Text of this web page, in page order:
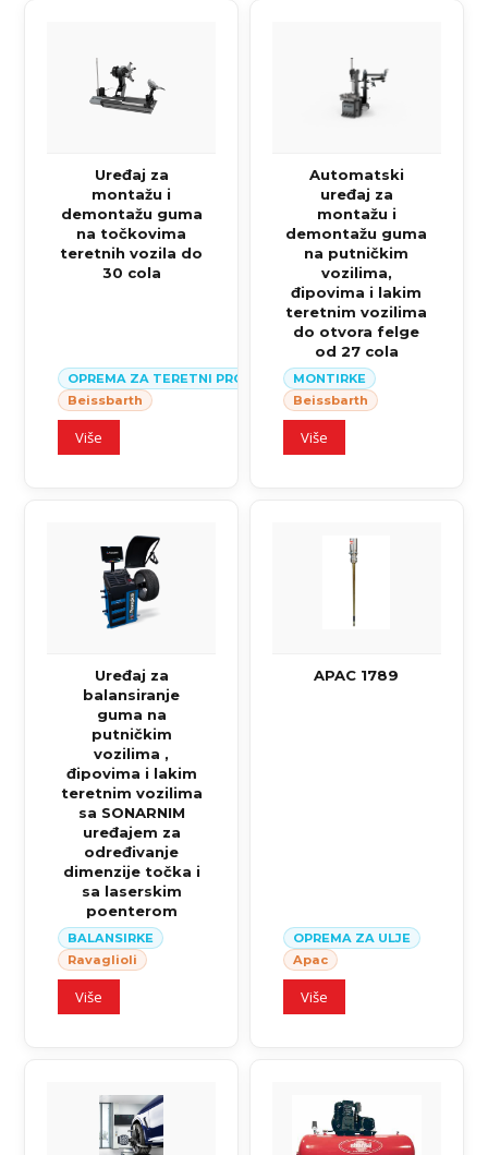
Uređaj za
montažu i
demontažu guma
na točkovima
teretnih vozila do
30 cola
OPREMA ZA TERETNI PROGRAM I KOMBINOVNA OPREMA
Beissbarth
Više
Automatski
uređaj za
montažu i
demontažu guma
na putničkim
vozilima,
đipovima i lakim
teretnim vozilima
do otvora felge
od 27 cola
MONTIRKE
Beissbarth
Više
Uređaj za
balansiranje
guma na
putničkim
vozilima ,
đipovima i lakim
teretnim vozilima
sa SONARNIM
uređajem za
određivanje
dimenzije točka i
sa laserskim
poenterom
BALANSIRKE
Ravaglioli
Više
APAC 1789
OPREMA ZA ULJE
Apac
Više